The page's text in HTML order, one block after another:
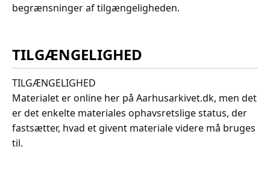
begrænsninger af tilgængeligheden.
TILGÆNGELIGHED
TILGÆNGELIGHED
Materialet er online her på Aarhusarkivet.dk, men det
er det enkelte materiales ophavsretslige status, der
fastsætter, hvad et givent materiale videre må bruges
til.